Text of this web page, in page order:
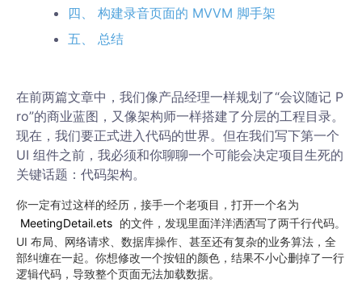
四、 构建录音页面的 MVVM 脚手架
五、 总结
在前两篇文章中，我们像产品经理一样规划了“会议随记 P
ro”的商业蓝图，又像架构师一样搭建了分层的工程目录。
现在，我们要正式进入代码的世界。但在我们写下第一个
UI 组件之前，我必须和你聊聊一个可能会决定项目生死的
关键话题：代码架构。
你一定有过这样的经历，接手一个老项目，打开一个名为
MeetingDetail.ets 的文件，发现里面洋洋洒洒写了两千行代码。
UI 布局、网络请求、数据库操作、甚至还有复杂的业务算法，全
部纠缠在一起。你想修改一个按钮的颜色，结果不小心删掉了一行
逻辑代码，导致整个页面无法加载数据。